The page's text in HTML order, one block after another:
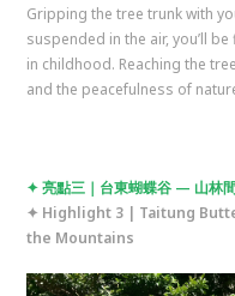
Gripping the tree trunk with
suspended in the air, you’ll
in childhood. Reaching the
and the peacefulness of
✦ 亮點三｜台東蝴蝶谷 — 山林
✦ Highlight 3 | Taitung
the Mountains